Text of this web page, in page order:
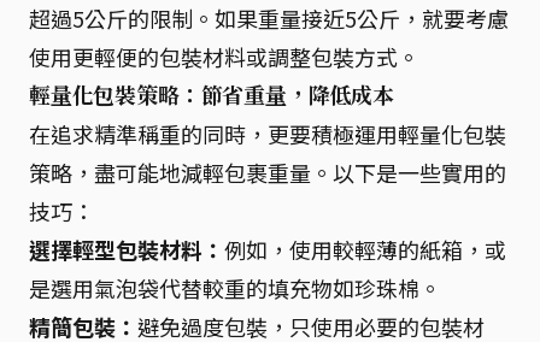
超過5公斤的限制。如果重量接近5公斤，就要考慮
使用更輕便的包裝材料或調整包裝方式。
輕量化包裝策略：節省重量，降低成本
在追求精準稱重的同時，更要積極運用輕量化包裝
策略，盡可能地減輕包裹重量。以下是一些實用的
技巧：
選擇輕型包裝材料： 例如，使用較輕薄的紙箱，或
是選用氣泡袋代替較重的填充物如珍珠棉。
精簡包裝： 避免過度包裝，只使用必要的包裝材